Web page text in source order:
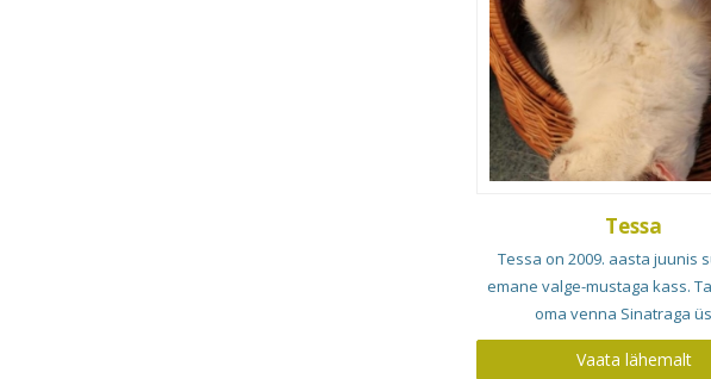
Tessa
Tessa on 2009. aasta juunis
emane valge-mustaga kass.
oma venna Sinatraga
Vaata lähemalt